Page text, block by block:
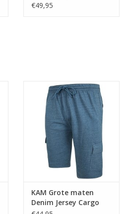
€49,95
KAM Grote maten
Denim Jersey Cargo